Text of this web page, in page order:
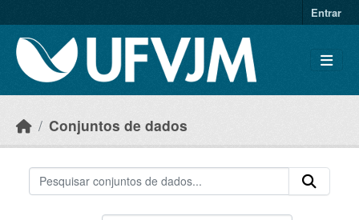
Entrar
Conjuntos de dados